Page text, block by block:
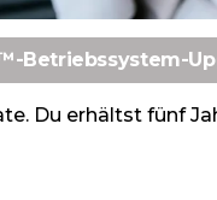
Betriebssystem-
Du erhältst fünf